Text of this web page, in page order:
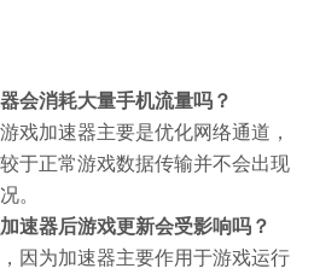
会消耗大量手机流量吗？
戏加速器主要是优化网络通道，
于正常游戏数据传输并不会出现
。
速器后游戏更新会受影响吗？
因为加速器主要作用于游戏运行